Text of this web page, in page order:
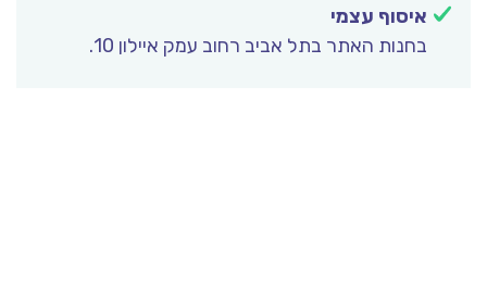
איסוף עצמי
בחנות האתר בתל אביב רחוב עמק איילון 10.